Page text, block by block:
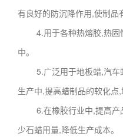
有良好的防沉降作用,使制品
4.用于各种热熔胶,热固
中。
5.广泛用于地板蜡,汽车
生产中,提高蜡制品的软化点
6.在橡胶行业中,提高产
少石蜡用量,降低生产成本。